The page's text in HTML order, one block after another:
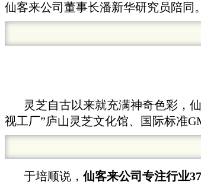
仙客来公司董事长潘新华研究员陪同。
灵芝自古以来就充满神奇色彩，
视工厂”庐山灵芝文化馆、国际标准
于培顺说，仙客来公司专注行业